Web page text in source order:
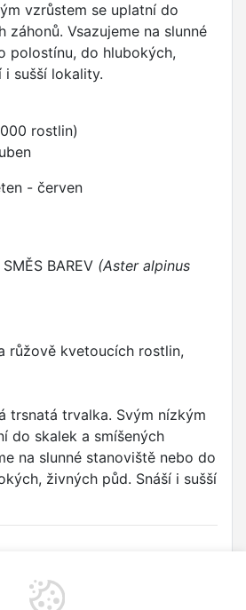
vzrůstem se uplatní do
záhonů. Vsazujeme na slunné
polostínu, do hlubokých,
i sušší lokality.
rostlin)
- červen
BAREV (Aster alpinus
růžově kvetoucích rostlin,
trsnatá trvalka. Svým nízkým
do skalek a smíšených
na slunné stanoviště nebo do
živných půd. Snáší i sušší